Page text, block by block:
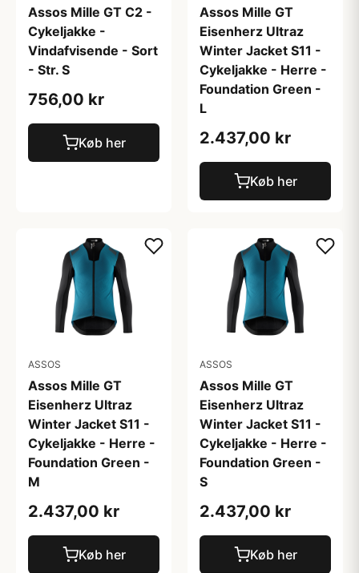
Assos Mille GT C2 -
Cykeljakke -
Vindafvisende - Sort
- Str. S
756,00 kr
Køb her
Assos Mille GT
Eisenherz Ultraz
Winter Jacket S11 -
Cykeljakke - Herre -
Foundation Green -
L
2.437,00 kr
Køb her
ASSOS
Assos Mille GT
Eisenherz Ultraz
Winter Jacket S11 -
Cykeljakke - Herre -
Foundation Green -
M
2.437,00 kr
Køb her
ASSOS
Assos Mille GT
Eisenherz Ultraz
Winter Jacket S11 -
Cykeljakke - Herre -
Foundation Green -
S
2.437,00 kr
Køb her